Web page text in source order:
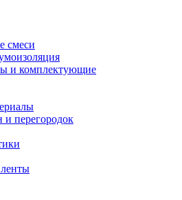
смеси
и комплектующие
и перегородок